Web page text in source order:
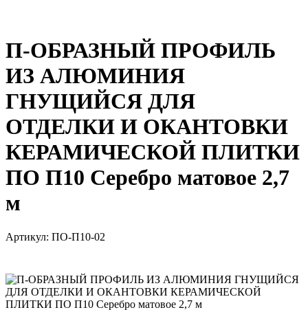
П-ОБРАЗНЫЙ ПРОФИЛЬ
ИЗ АЛЮМИНИЯ
ГНУЩИЙСЯ ДЛЯ
ОТДЕЛКИ И ОКАНТОВКИ
КЕРАМИЧЕСКОЙ ПЛИТКИ
ПО П10 Серебро матовое 2,7
м
Артикул: ПО-П10-02